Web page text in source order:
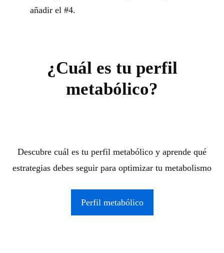
añadir el #4.
¿Cuál es tu perfil
metabólico?
Descubre cuál es tu perfil metabólico y aprende qué
estrategias debes seguir para optimizar tu metabolismo
Perfil metabólico